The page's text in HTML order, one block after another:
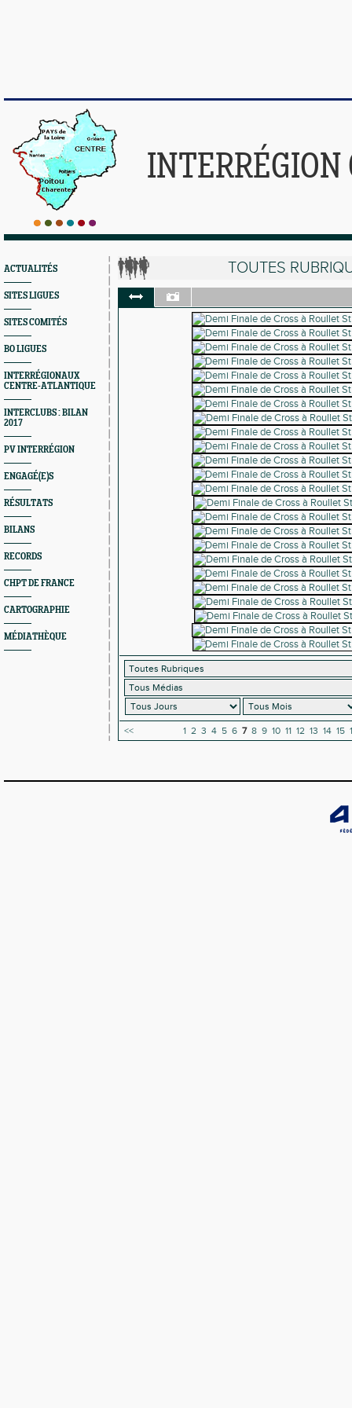
ACTUALITÉS
SITES LIGUES
SITES COMITÉS
BO LIGUES
INTERRÉGIONAUX
CENTRE-ATLANTIQUE
INTERCLUBS : BILAN
2017
PV INTERRÉGION
ENGAGÉ(E)S
RÉSULTATS
BILANS
RECORDS
CHPT DE FRANCE
CARTOGRAPHIE
MÉDIATHÈQUE
TOUTES
<< 1 2 3 4 5 6 7 8 9 10 11 12 13 14 15